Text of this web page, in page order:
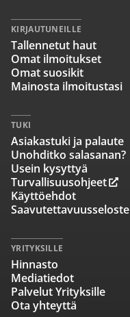
KIRJAUTUNEILLE
Tallennetut haut
Omat ilmoitukset
Omat suosikit
Mainosta ilmoitustasi
TUKI
Asiakastuki ja palaute
Unohditko salasanan?
Usein kysyttyä
Turvallisuusohjeet
Käyttöehdot
Saavutettavuusseloste
YRITYKSILLE
Hinnasto
Mediatiedot
Palvelut Yrityksille
Ota yhteyttä